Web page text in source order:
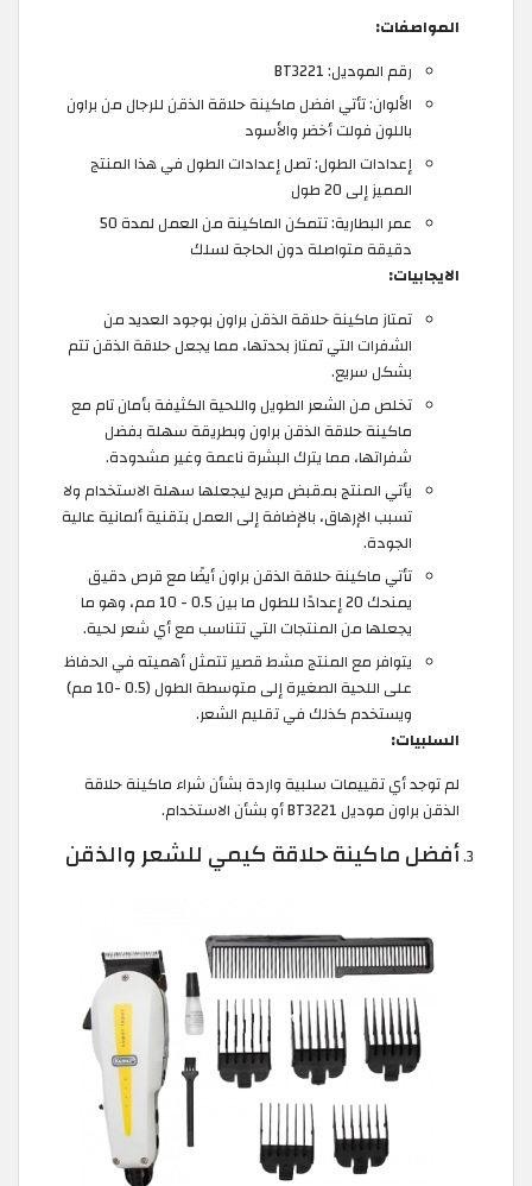
المواصفات:
رقم الموديل: BT3221
الألوان: تأتي افضل ماكينة حلاقة الذقن للرجال من براون
باللون فولت أخضر والأسود
إعدادات الطول: تصل إعدادات الطول في هذا المنتج
المميز إلى 20 طول
عمر البطارية: تتمكن الماكينة من العمل لمدة 50
دقيقة متواصلة دون الحاجة لسلك
الايجابيات:
تمتاز ماكينة حلاقة الذقن براون بوجود العديد من
الشفرات التي تمتاز بحدتها، مما يجعل حلاقة الذقن تتم
بشكل سريع.
تخلص من الشعر الطويل واللحية الكثيفة بأمان تام مع
ماكينة حلاقة الذقن براون وبطريقة سهلة بفضل
شفراتها، مما يترك البشرة ناعمة وغير مشدودة.
يأتي المنتج بمقبض مريح ليجعلها سهلة الاستخدام ولا
تسبب الإرهاق، بالإضافة إلى العمل بتقنية ألمانية عالية
الجودة.
تأتي ماكينة حلاقة الذقن براون أيضًا مع قرص دقيق
يمنحك 20 إعدادًا للطول ما بين 0.5 - 10 مم، وهو ما
يجعلها من المنتجات التي تتناسب مع أي شعر لحية.
يتوافر مع المنتج مشط قصير تتمثل أهميته في الحفاظ
على اللحية الصغيرة إلى متوسطة الطول (0.5 -10 مم)
ويستخدم كذلك في تقليم الشعر.
السلبيات:
لم توجد أي تقييمات سلبية واردة بشأن شراء ماكينة حلاقة
الذقن براون موديل BT3221 أو بشأن الاستخدام.
أفضل ماكينة حلاقة كيمي للشعر والذقن